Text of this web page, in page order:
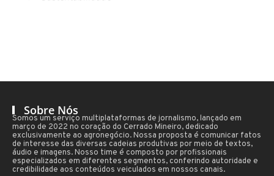
Sobre Nós
Somos um serviço multiplataformas de jornalismo, lançado em
março de 2022 no coração do Cerrado Mineiro, dedicado
exclusivamente ao agronegócio. Nossa proposta é comunicar fatos
de interesse das diversas cadeias produtivas por meio de textos,
áudio e imagens. Nosso time é composto por profissionais
especializados em diferentes segmentos, conferindo autoridade e
credibilidade aos conteúdos veiculados em nossos canais.